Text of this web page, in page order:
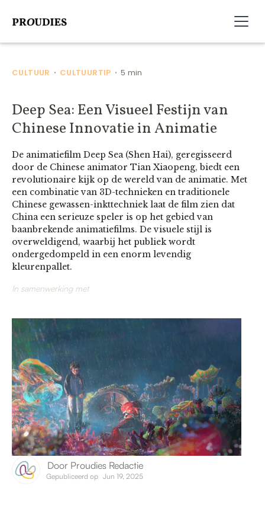
CULTUUR • CULTUURTIP • 5 min
Deep Sea: Een Visueel Festijn van
Chinese Innovatie in Animatie
De animatiefilm Deep Sea (Shen Hai), geregisseerd
door de Chinese animator Tian Xiaopeng, biedt een
revolutionaire kijk op de wereld van de animatie. Met
een combinatie van 3D-technieken en traditionele
Chinese gewassen-inkttechniek laat de film zien dat
China een serieuze speler is op het gebied van
baanbrekende animatiefilms. De visuele stijl is
overweldigend, waarbij het publiek wordt
ondergedompeld in een enorm levendig
kleurenpallet.
In samenwerking met
Door Proudies Redactie
Gepubliceerd op Jun 19, 2025